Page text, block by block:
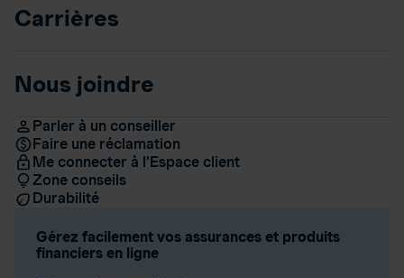
Carrières
Nous joindre
Parler à un conseiller
Faire une réclamation
Me connecter à l’Espace client
Zone conseils
Durabilité
Gérez facilement vos assurances et produits
financiers en ligne